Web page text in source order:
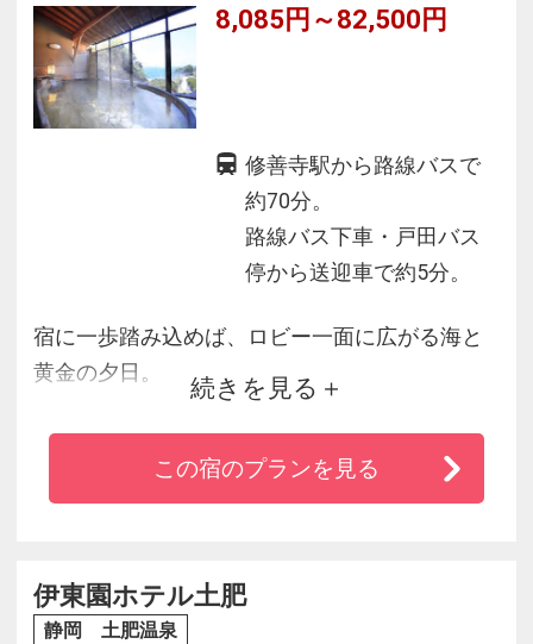
8,085円～82,500円
修善寺駅から路線バスで
約70分。
路線バス下車・戸田バス
停から送迎車で約5分。
宿に一歩踏み込めば、ロビー一面に広がる海と
黄金の夕日。
お部屋から海を眺め、押し寄せる波の音や潮風
を感じる時間。
夕食は山海の恵みを享受した地産地消の創作会
き・・・
KOYOI流の贅沢をお愉しみ頂けます。
続きを見る
この宿のプランを見る
伊東園ホテル土肥
静岡 土肥温泉